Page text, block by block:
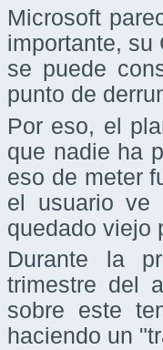
Microsoft
importante, su
se puede
punto de
Por eso, el
que nadie ha
eso de meter
el usuario ve
quedado viejo
Durante la
trimestre del
sobre este
haciendo un